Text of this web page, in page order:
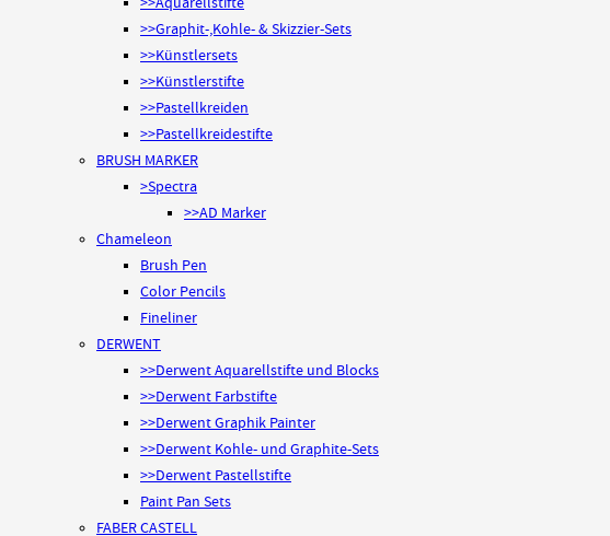
>>Graphit-,Kohle- & Skizzier-Sets
>>Künstlersets
>>Künstlerstifte
>>Pastellkreiden
>>Pastellkreidestifte
BRUSH MARKER
>Spectra
>>AD Marker
Chameleon
Brush Pen
Color Pencils
Fineliner
DERWENT
>>Derwent Aquarellstifte und Blocks
>>Derwent Farbstifte
>>Derwent Graphik Painter
>>Derwent Kohle- und Graphite-Sets
>>Derwent Pastellstifte
Paint Pan Sets
FABER CASTELL